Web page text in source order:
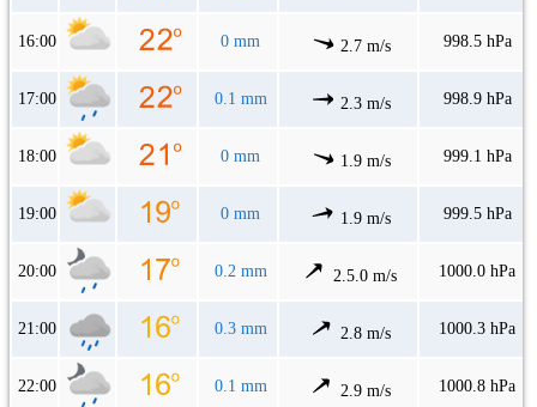
16:00 0 mm 2.7 m/s 998.5 hPa
17:00 0.1 mm 2.3 m/s 998.9 hPa
18:00 0 mm 1.9 m/s 999.1 hPa
19:00 0 mm 1.9 m/s 999.5 hPa
20:00 0.2 mm 2.5.0 m/s 1000.0 hPa
21:00 0.3 mm 2.8 m/s 1000.3 hPa
22:00 0.1 mm 2.9 m/s 1000.8 hPa